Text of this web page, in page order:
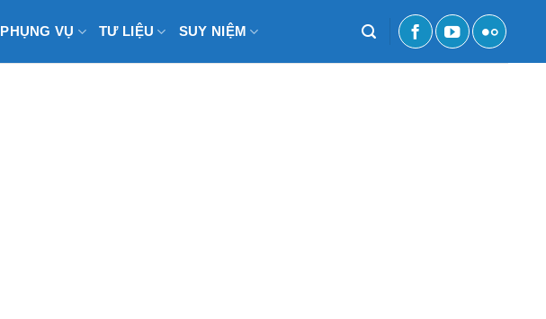
PHỤNG VỤ TƯ LIỆU SUY NIỆM